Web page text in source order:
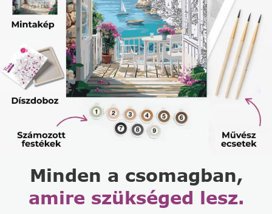
Minden a csomagban,
amire szükséged lesz.